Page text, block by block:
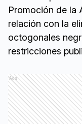
Promoción de la
relación con la
octogonales
restricciones
Ads